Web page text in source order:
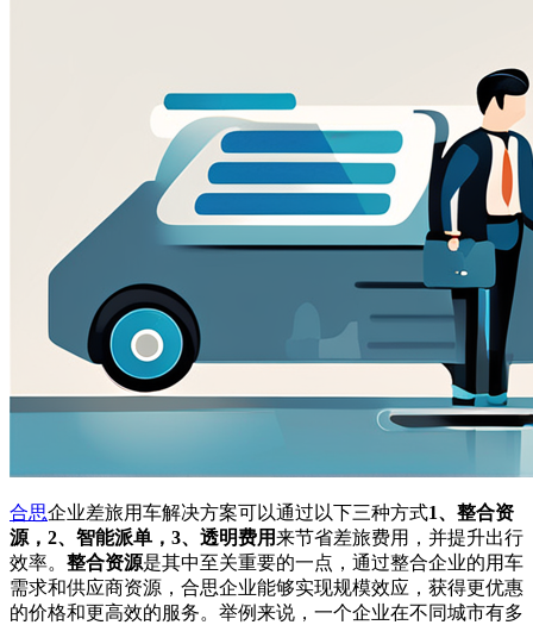
合思企业差旅用车解决方案可以通过以下三种方式1、整合资
源，2、智能派单，3、透明费用来节省差旅费用，并提升出行
效率。 整合资源是其中至关重要的一点，通过整合企业的用车
需求和供应商资源，合思企业能够实现规模效应，获得更优惠
的价格和更高效的服务。举例来说，一个企业在不同城市有多